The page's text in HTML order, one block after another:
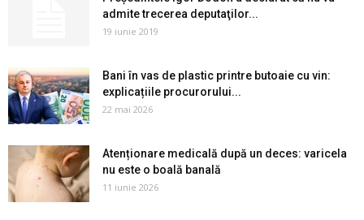
admite trecerea deputaţilor...
19 iunie 2019
Bani în vas de plastic printre butoaie cu vin:
explicațiile procurorului...
22 mai 2026
Atenționare medicală după un deces: varicela
nu este o boală banală
11 iunie 2026